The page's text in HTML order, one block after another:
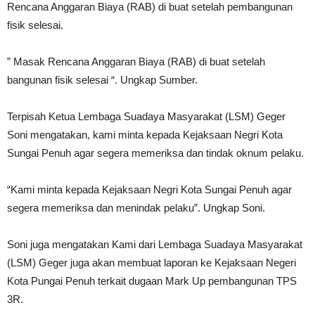
Rencana Anggaran Biaya (RAB) di buat setelah pembangunan
fisik selesai.
” Masak Rencana Anggaran Biaya (RAB) di buat setelah
bangunan fisik selesai “. Ungkap Sumber.
Terpisah Ketua Lembaga Suadaya Masyarakat (LSM) Geger
Soni mengatakan, kami minta kepada Kejaksaan Negri Kota
Sungai Penuh agar segera memeriksa dan tindak oknum pelaku.
“Kami minta kepada Kejaksaan Negri Kota Sungai Penuh agar
segera memeriksa dan menindak pelaku”. Ungkap Soni.
Soni juga mengatakan Kami dari Lembaga Suadaya Masyarakat
(LSM) Geger juga akan membuat laporan ke Kejaksaan Negeri
Kota Pungai Penuh terkait dugaan Mark Up pembangunan TPS
3R.